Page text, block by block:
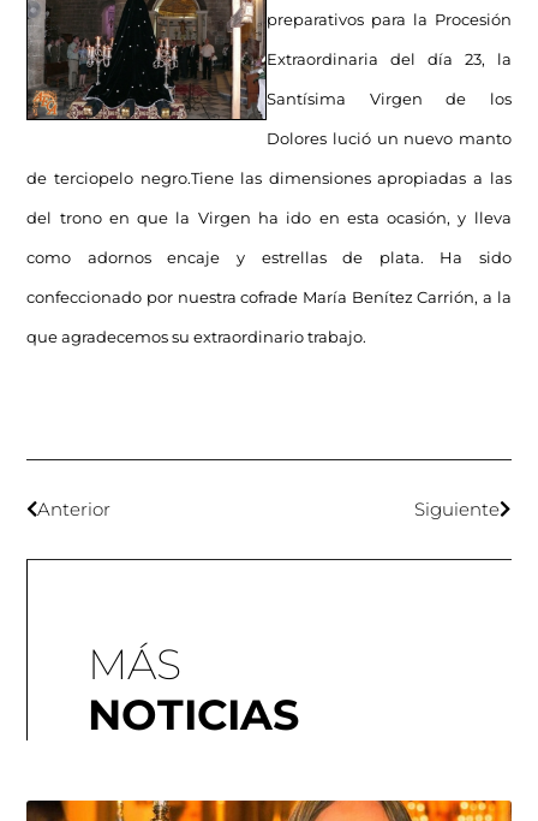
preparativos para la Procesión
Extraordinaria del día 23, la
Santísima Virgen de los
Dolores lució un nuevo manto
de terciopelo negro.Tiene las dimensiones apropiadas a las
del trono en que la Virgen ha ido en esta ocasión, y lleva
como adornos encaje y estrellas de plata. Ha sido
confeccionado por nuestra cofrade María Benítez Carrión, a la
que agradecemos su extraordinario trabajo.
Anterior Siguiente
MÁS
NOTICIAS